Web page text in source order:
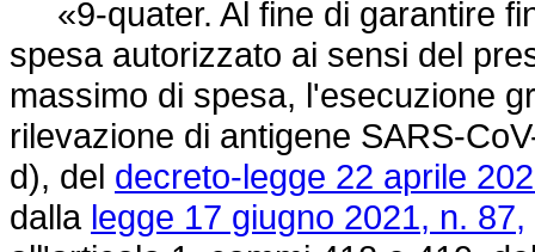
«9-quater. Al fine di garantire
spesa autorizzato ai sensi del
massimo di spesa, l'esecuzione
rilevazione di antigene SARS-
d), del decreto-legge 22 aprile
dalla legge 17 giugno 2021, n. 87,